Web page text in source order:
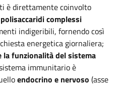
è direttamente coinvolto
complessi
indigeribili, fornendo così
energetica giornaliera;
la funzionalità del sistema
immunitario è
endocrino e nervoso (asse